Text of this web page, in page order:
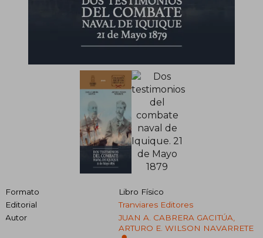
Formato
Libro Físico
Editorial
Tranviares Editores
Autor
JUAN A. CABRERA GACITÚA,
ARTURO E. WILSON NAVARRETE